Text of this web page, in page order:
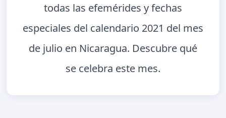
todas las efemérides y fechas
especiales del calendario 2021 del mes
de julio en Nicaragua. Descubre qué
se celebra este mes.